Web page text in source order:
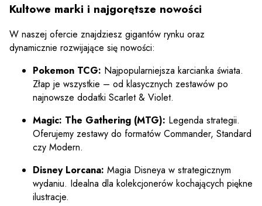
Kultowe marki i najgorętsze nowości
W naszej ofercie znajdziesz gigantów rynku oraz
dynamicznie rozwijające się nowości:
Pokemon TCG: Najpopularniejsza karcianka świata.
Złap je wszystkie – od klasycznych zestawów po
najnowsze dodatki Scarlet & Violet.
Magic: The Gathering (MTG): Legenda strategii.
Oferujemy zestawy do formatów Commander, Standard
czy Modern.
Disney Lorcana: Magia Disneya w strategicznym
wydaniu. Idealna dla kolekcjonerów kochających piękne
ilustracje.